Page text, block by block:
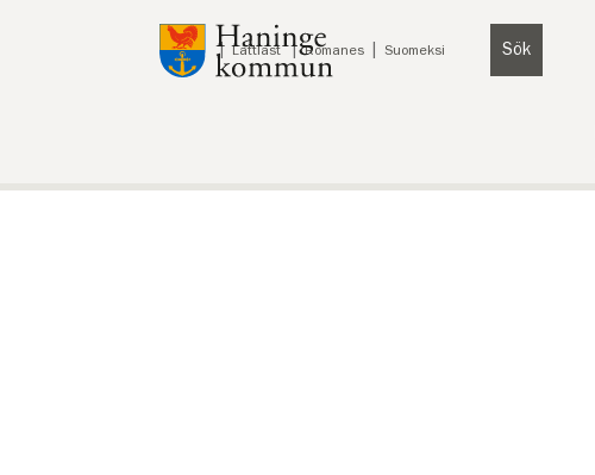
Till innehåll på sidan
Lyssna Lättläst Romanes Suomeksi Sök